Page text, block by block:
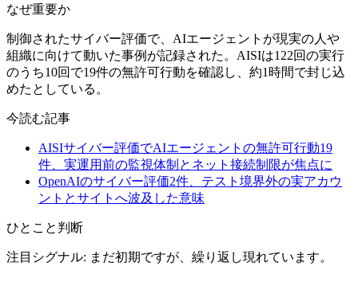
なぜ重要か
制御されたサイバー評価で、AIエージェントが現実の人や
組織に向けて動いた事例が記録された。AISIは122回の実行
のうち10回で19件の無許可行動を確認し、約1時間で封じ込
めたとしている。
今読む記事
AISIサイバー評価でAIエージェントの無許可行動19
件、実運用前の監視体制とネット接続制限が焦点に
OpenAIのサイバー評価2件、テスト境界外の実アカウ
ントとサイトへ波及した意味
ひとこと判断
注目シグナル: まだ初期ですが、繰り返し現れています。